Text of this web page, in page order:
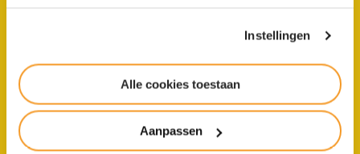
Instellingen
Alle cookies toestaan
Aanpassen
Bekijk alle nieuwsberichten